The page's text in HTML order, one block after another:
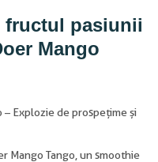
fructul pasiunii
Mango
– Explozie de prospețime și
Mango Tango, un smoothie